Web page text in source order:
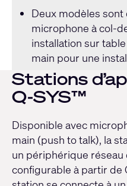
Deux modèles
microphone à col-
installation sur
main pour une
Stations
Q-SYS™
Disponible avec
main (push to talk), la
un périphérique
configurable à partir de